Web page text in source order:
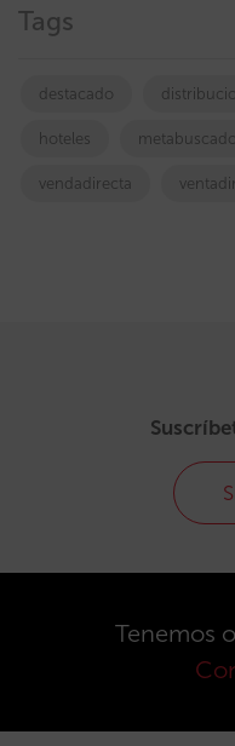
Tags
destacado
hoteles
vendadirecta
Tenemos